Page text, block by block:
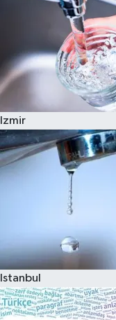
Izmir
Istanbul